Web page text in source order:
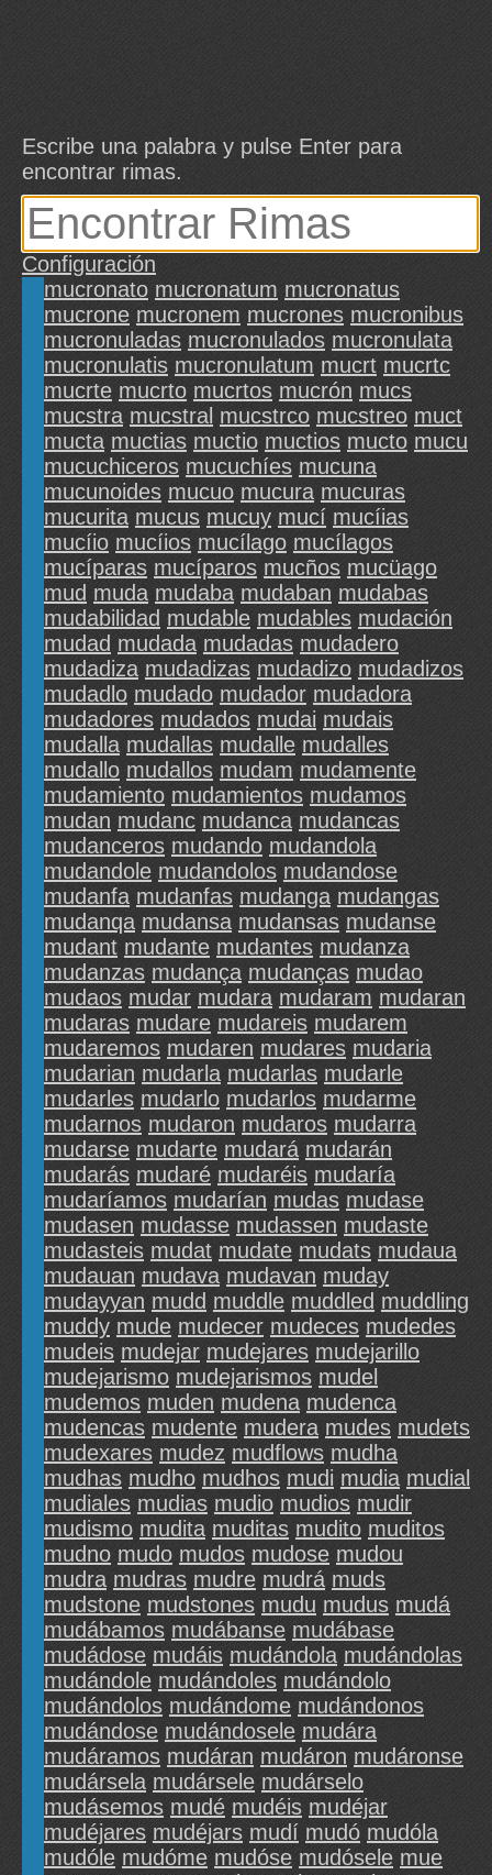
Escribe una palabra y pulse Enter para
encontrar rimas.
Configuración
mucronato mucronatum mucronatus
mucrone mucronem mucrones mucronibus
mucronuladas mucronulados mucronulata
mucronulatis mucronulatum mucrt mucrtc
mucrte mucrto mucrtos mucrón mucs
mucstra mucstral mucstrco mucstreo muct
mucta muctias muctio muctios mucto mucu
mucuchiceros mucuchíes mucuna
mucunoides mucuo mucura mucuras
mucurita mucus mucuy mucí mucíias
mucíio mucíios mucílago mucílagos
mucíparas mucíparos mucños mucüago
mud muda mudaba mudaban mudabas
mudabilidad mudable mudables mudación
mudad mudada mudadas mudadero
mudadiza mudadizas mudadizo mudadizos
mudadlo mudado mudador mudadora
mudadores mudados mudai mudais
mudalla mudallas mudalle mudalles
mudallo mudallos mudam mudamente
mudamiento mudamientos mudamos
mudan mudanc mudanca mudancas
mudanceros mudando mudandola
mudandole mudandolos mudandose
mudanfa mudanfas mudanga mudangas
mudanqa mudansa mudansas mudanse
mudant mudante mudantes mudanza
mudanzas mudança mudanças mudao
mudaos mudar mudara mudaram mudaran
mudaras mudare mudareis mudarem
mudaremos mudaren mudares mudaria
mudarian mudarla mudarlas mudarle
mudarles mudarlo mudarlos mudarme
mudarnos mudaron mudaros mudarra
mudarse mudarte mudará mudarán
mudarás mudaré mudaréis mudaría
mudaríamos mudarían mudas mudase
mudasen mudasse mudassen mudaste
mudasteis mudat mudate mudats mudaua
mudauan mudava mudavan muday
mudayyan mudd muddle muddled muddling
muddy mude mudecer mudeces mudedes
mudeis mudejar mudejares mudejarillo
mudejarismo mudejarismos mudel
mudemos muden mudena mudenca
mudencas mudente mudera mudes mudets
mudexares mudez mudflows mudha
mudhas mudho mudhos mudi mudia mudial
mudiales mudias mudio mudios mudir
mudismo mudita muditas mudito muditos
mudno mudo mudos mudose mudou
mudra mudras mudre mudrá muds
mudstone mudstones mudu mudus mudá
mudábamos mudábanse mudábase
mudádose mudáis mudándola mudándolas
mudándole mudándoles mudándolo
mudándolos mudándome mudándonos
mudándose mudándosele mudára
mudáramos mudáran mudáron mudáronse
mudársela mudársele mudárselo
mudásemos mudé mudéis mudéjar
mudéjares mudéjars mudí mudó mudóla
mudóle mudóme mudóse mudósele mue